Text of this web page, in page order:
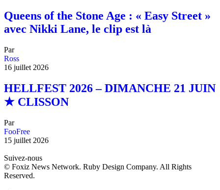
Queens of the Stone Age : « Easy Street »
avec Nikki Lane, le clip est là
Par
Ross
16 juillet 2026
HELLFEST 2026 – DIMANCHE 21 JUIN
★ CLISSON
Par
FooFree
15 juillet 2026
Suivez-nous
© Foxiz News Network. Ruby Design Company. All Rights
Reserved.